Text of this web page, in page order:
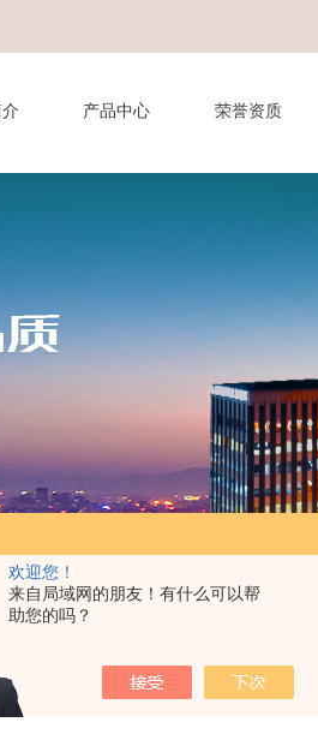
欢迎您！
来自局域网的朋友！有什么可以帮
助您的吗？
产品中心 荣誉资质